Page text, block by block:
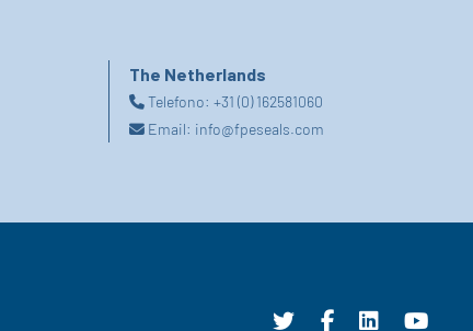
The Netherlands
Telefono:+31 (0) 162581060
Email: info@fpeseals.com